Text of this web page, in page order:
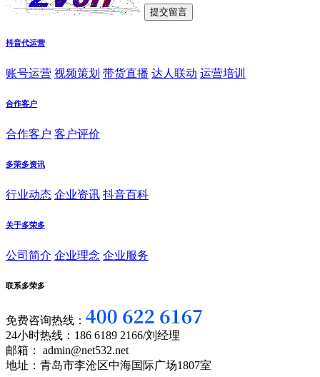
抖音代运营
账号运营 视频策划 带货直播 达人联动 运营培训
合作客户
合作客户 客户评价
多荣多资讯
行业动态 企业资讯 抖音百科
关于多荣多
公司简介 企业理念 企业服务
联系多荣多
免费咨询热线：
24小时热线：186 6189 2166/刘经理
邮箱： admin@net532.net
地址：青岛市李沧区中海国际广场1807室